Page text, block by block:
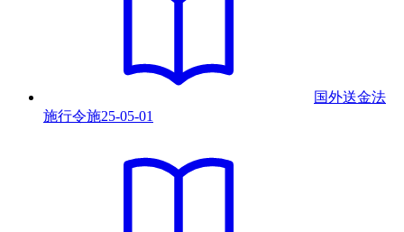
国外送金法
施行令施25-05-01